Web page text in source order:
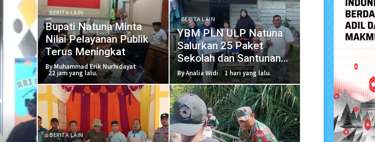
BERITA LAIN
Bupati Natuna Minta
Nilai Pelayanan Publik
Terus Meningkat
By Muhammad Erik Nurhidayat
22 jam yang lalu.
BERITA LAIN
YBM PLN ULP Natuna
Salurkan 25 Paket
Sekolah dan Santunan
bagi Anak Kurang
Mampu
By Analia Widi 1 hari yang lalu.
BERITA LAIN